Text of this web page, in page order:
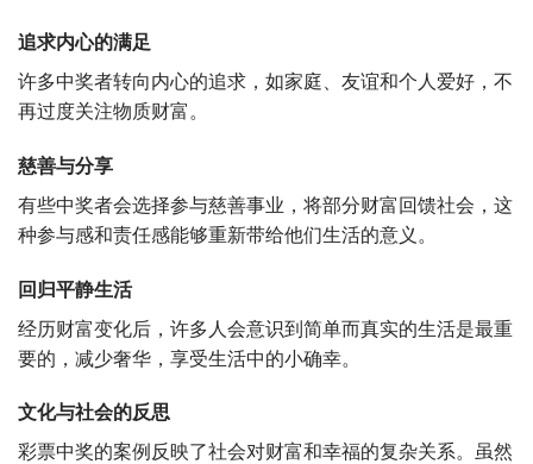
追求内心的满足
许多中奖者转向内心的追求，如家庭、友谊和个人爱好，不
再过度关注物质财富。
慈善与分享
有些中奖者会选择参与慈善事业，将部分财富回馈社会，这
种参与感和责任感能够重新带给他们生活的意义。
回归平静生活
经历财富变化后，许多人会意识到简单而真实的生活是最重
要的，减少奢华，享受生活中的小确幸。
文化与社会的反思
彩票中奖的案例反映了社会对财富和幸福的复杂关系。虽然